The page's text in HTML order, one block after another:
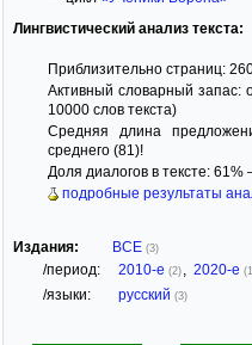
Лингвистический анализ текста:
Приблизительно страниц:
Активный словарный запас:
10000 слов текста)
Средняя длина
среднего (81)!
Доля диалогов в тексте:
подробные результаты
Издания: ВСЕ (3)
/период: 2010-е (2) 2020-е
/языки: русский (3)